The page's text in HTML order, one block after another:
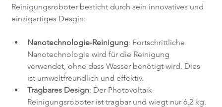
Reinigungsroboter besticht durch sein innovatives und
einzigartiges Desgin:
Nanotechnologie-Reinigung: Fortschrittliche
Nanotechnologie wird für die Reinigung
verwendet, ohne dass Wasser benötigt wird. Dies
ist umweltfreundlich und effektiv.
Tragbares Design: Der Photovoltaik-
Reinigungsroboter ist tragbar und wiegt nur 6,2 kg.